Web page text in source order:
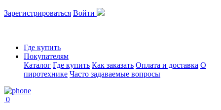
Зарегистрироваться Войти
Где купить
Покупателям
Каталог Где купить Как заказать Оплата и доставка О
пиротехнике Часто задаваемые вопросы
0